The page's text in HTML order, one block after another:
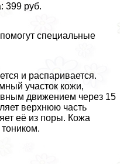
399 руб.
специальные
и распаривается.
участок кожи,
движением через 15
верхнюю часть
её из поры. Кожа